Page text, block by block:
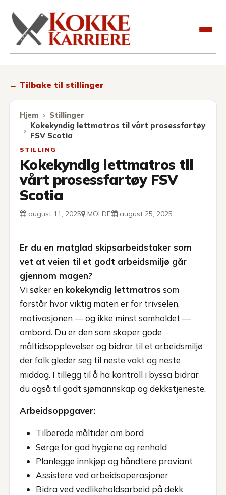
Kokkekarriere
← Tilbake til stillinger
Hjem
Stillinger
Kokekyndig lettmatros til vårt prosessfartøy
FSV Scotia
STILLING
Kokekyndig lettmatros til
vårt prosessfartøy FSV
Scotia
august 11, 2025 MOLDE august 25, 2025
Er du en matglad skipsarbeidstaker som
vet at veien til et godt arbeidsmiljø går
gjennom magen?
Vi søker en kokekyndig lettmatros som
forstår hvor viktig maten er for trivselen,
motivasjonen — og ikke minst samholdet —
ombord. Du er den som skaper gode
måltidsopplevelser og bidrar til et arbeidsmiljø
der folk gleder seg til neste vakt og neste
middag. I tillegg til å ha kontroll i byssa bidrar
du også til godt sjømannskap og dekkstjeneste.
Arbeidsoppgaver:
Tilberede måltider om bord
Sørge for god hygiene og renhold
Planlegge innkjøp og håndtere proviant
Assistere ved arbeidsoperasjoner
Bidra ved vedlikeholdsarbeid på dekk